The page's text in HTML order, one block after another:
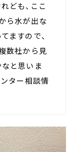
ども、ここ
ら水が出な
ますので、
数社から見
と思いま
ター相談情